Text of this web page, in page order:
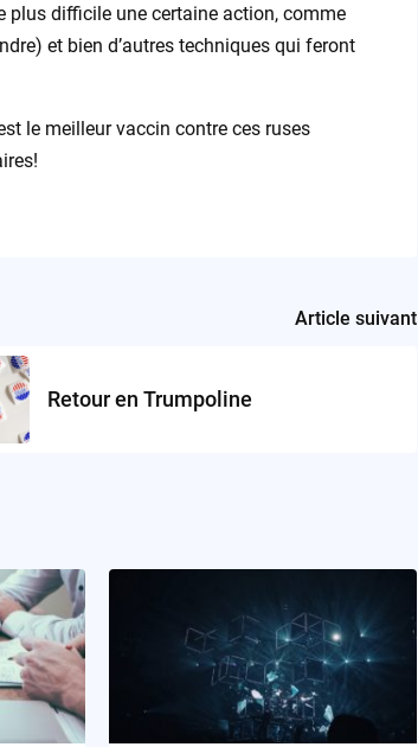
plus difficile une certaine action, comme
et bien d’autres techniques qui feront
le meilleur vaccin contre ces ruses
Article suivant
Retour en Trumpoline